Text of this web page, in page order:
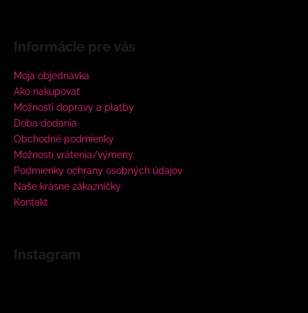
Informácie pre vás
Moja objednávka
Ako nakupovať
Možnosti dopravy a platby
Doba dodania
Obchodné podmienky
Možnosti vrátenia/výmeny
Podmienky ochrany osobných údajov
Naše krásne zákazníčky
Kontakt
Instagram